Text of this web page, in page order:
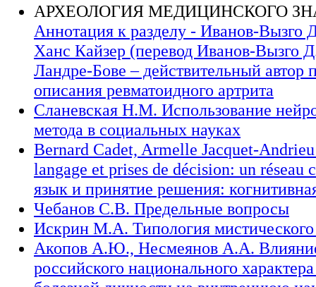
АРХЕОЛОГИЯ МЕДИЦИНСКОГО
Аннотация к разделу - Иванов-Вызго
Ханс Кайзер (перевод Иванов-
Ландре-Бове – действительный автор
описания ревматоидного артрита
Сланевская Н.М. Использование
метода в социальных науках
Bernard Cadet, Armelle Jacquet-
langage et prises de décision: un
язык и принятие решения:
Чебанов С.В. Предельные вопросы
Искрин М.А. Типология
Акопов А.Ю., Несмеянов А.А.
российского национального